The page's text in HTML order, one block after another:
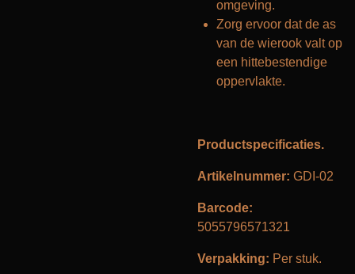
omgeving.
Zorg ervoor dat de as
van de wierook valt op
een hittebestendige
oppervlakte.
Productspecificaties.
Artikelnummer: GDI-02
Barcode:
5055796571321
Verpakking: Per stuk.